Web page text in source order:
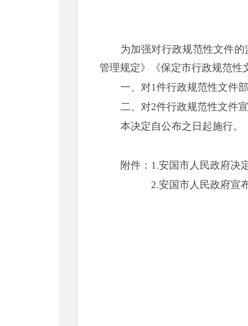
为加强对行政规范性文件
管理规定》《保定市行政规范性
一、 对1件行政规范性文件
二、 对2件行政规范性文件
本决定自公布之日起施行。
附件： 1.安国市人民政府决
2.安国市人民政府宣